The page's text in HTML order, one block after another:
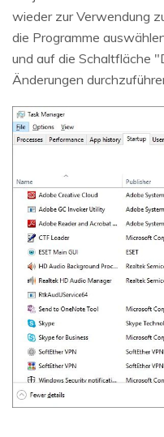
wieder zur Verwendung
die Programme
und auf die Schaltfläche
Änderungen